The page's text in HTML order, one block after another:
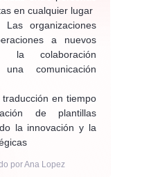
en cualquier lugar
Las organizaciones
a nuevos
la colaboración
una comunicación
traducción en tiempo
de plantillas
la innovación y la
por Ana Lopez